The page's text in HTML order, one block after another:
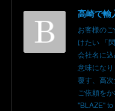
お客様の
けたい 「
会社名に
意味にな
覆す、高
ご依頼を
"BLAZE"